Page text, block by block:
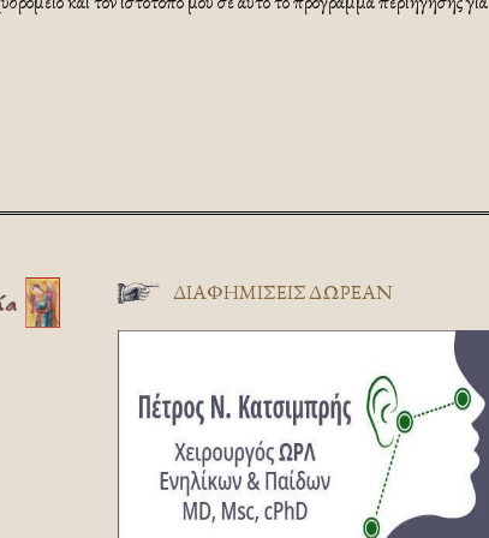
ΔΙΑΦΗΜΊΣΕΙΣ ΔΩΡΕΆΝ